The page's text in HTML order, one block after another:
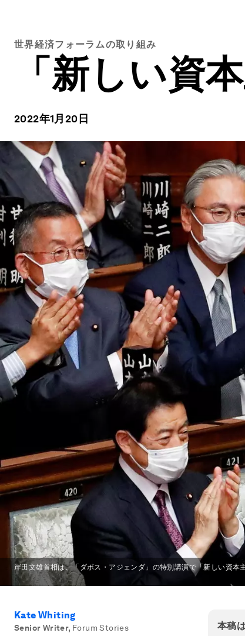
世界経済フォーラムの取り組み
「新しい資
2022年1月20日
岸田文雄首相は、「ダボス・アジェンダ」の特別講演で「新しい資本
Kate Whiting
Senior Writer, Forum Stories
本稿